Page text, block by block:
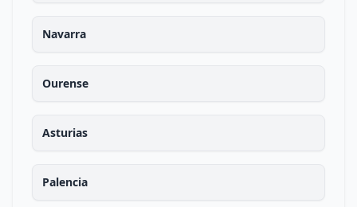
Navarra
Ourense
Asturias
Palencia